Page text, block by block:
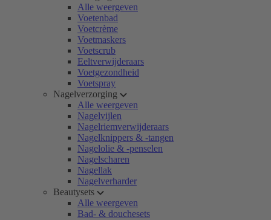
Alle weergeven
Voetenbad
Voetcrème
Voetmaskers
Voetscrub
Eeltverwijderaars
Voetgezondheid
Voetspray
Nagelverzorging
Alle weergeven
Nagelvijlen
Nagelriemverwijderaars
Nagelknippers & -tangen
Nagelolie & -penselen
Nagelscharen
Nagellak
Nagelverharder
Beautysets
Alle weergeven
Bad- & douchesets